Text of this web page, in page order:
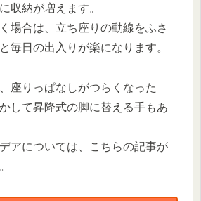
収納が増えます。
場合は、立ち座りの動線をふさ
毎日の出入りが楽になります。
座りっぱなしがつらくなった
して昇降式の脚に替える手もあ
アについては、こちらの記事が